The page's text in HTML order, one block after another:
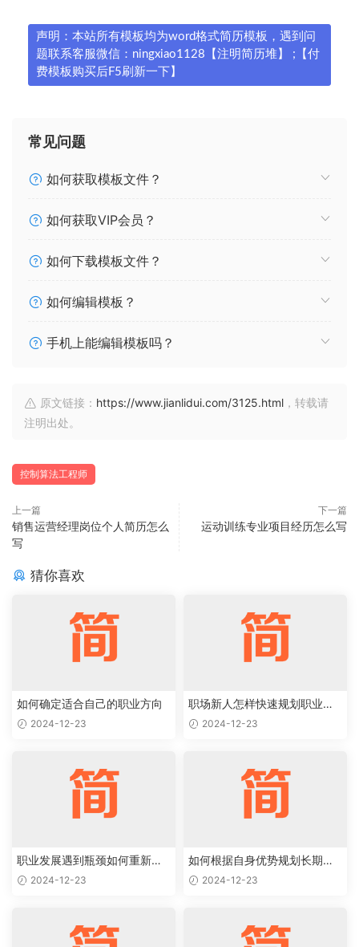
声明：本站所有模板均为word格式简历模板，遇到问
题联系客服微信：ningxiao1128【注明简历堆】 ;【付
费模板购买后F5刷新一下】
常见问题
如何获取模板文件？
如何获取VIP会员？
如何下载模板文件？
如何编辑模板？
手机上能编辑模板吗？
原文链接： https://www.jianlidui.com/3125.html ，转载请
注明出处。
控制算法工程师
上一篇
销售运营经理岗位个人简历怎么
写
下一篇
运动训练专业项目经历怎么写
猜你喜欢
如何确定适合自己的职业方向
2024-12-23
职场新人怎样快速规划职业生
涯起步
2024-12-23
职业发展遇到瓶颈如何重新规
划突破
2024-12-23
如何根据自身优势规划长期职
业目标
2024-12-23